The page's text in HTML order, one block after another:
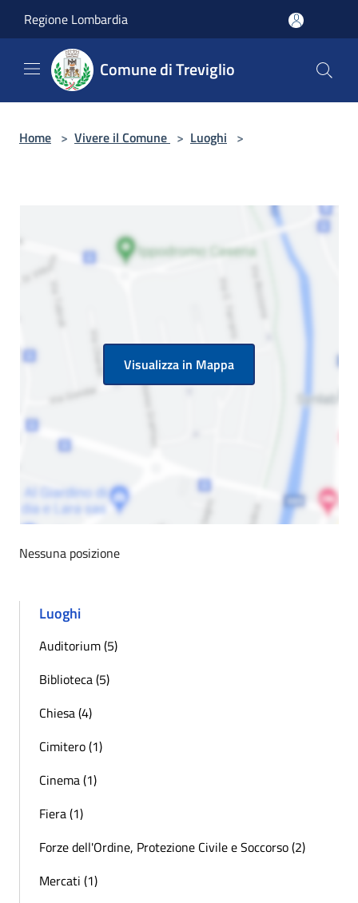
Regione Lombardia
Comune di Treviglio
Home > Vivere il Comune > Luoghi >
Visualizza in Mappa
Nessuna posizione
Luoghi
Auditorium (5)
Biblioteca (5)
Chiesa (4)
Cimitero (1)
Cinema (1)
Fiera (1)
Forze dell'Ordine, Protezione Civile e Soccorso (2)
Mercati (1)